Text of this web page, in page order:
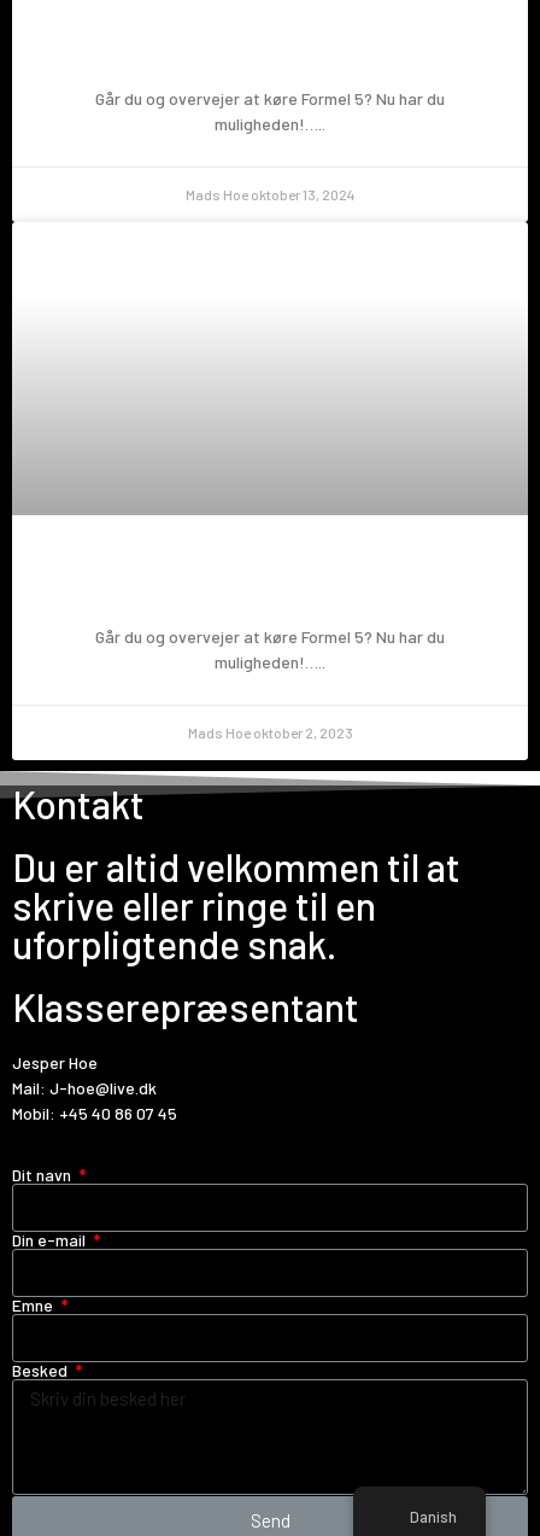
Går du og overvejer at køre Formel 5? Nu har du
muligheden!…..
Mads Hoe oktober 13, 2024
Går du og overvejer at køre Formel 5? Nu har du
muligheden!…..
Mads Hoe oktober 2, 2023
Kontakt
Du er altid velkommen til at
skrive eller ringe til en
uforpligtende snak.
Klasserepræsentant
Jesper Hoe
Mail: J-hoe@live.dk
Mobil: +45 40 86 07 45
Dit navn
Din e-mail
Emne
Besked
Send Danish